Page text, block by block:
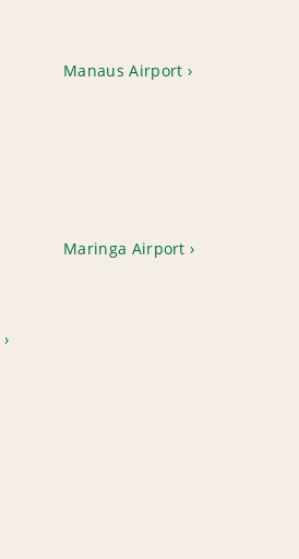
Manaus Airport
Maringa Airport